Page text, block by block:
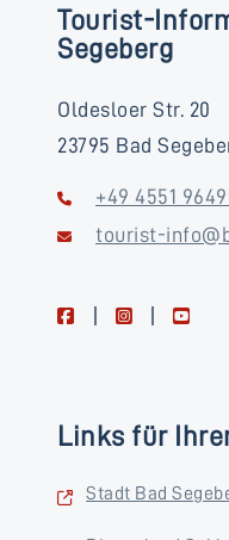
Tourist-
Segeberg
Oldesloer Str. 20
23795 Bad
+49 4551
tourist-
facebookinstagram
Links für
Stadt Bad